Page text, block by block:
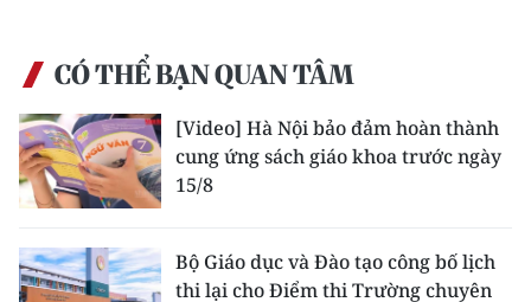
CÓ THỂ BẠN QUAN TÂM
[Video] Hà Nội bảo đảm hoàn thành
cung ứng sách giáo khoa trước ngày
15/8
Bộ Giáo dục và Đào tạo công bố lịch
thi lại cho Điểm thi Trường chuyên